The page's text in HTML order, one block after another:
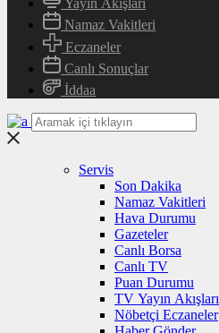
Yayın Akışları
Namaz Vakitleri
Eczaneler
Canlı Sonuçlar
İddaa
Servis
Son Dakika
Namaz Vakitleri
Hava Durumu
Gazeteler
Canlı Borsa
Canlı TV
Puan Durumu
TV Yayın Akışları
Nöbetçi Eczaneler